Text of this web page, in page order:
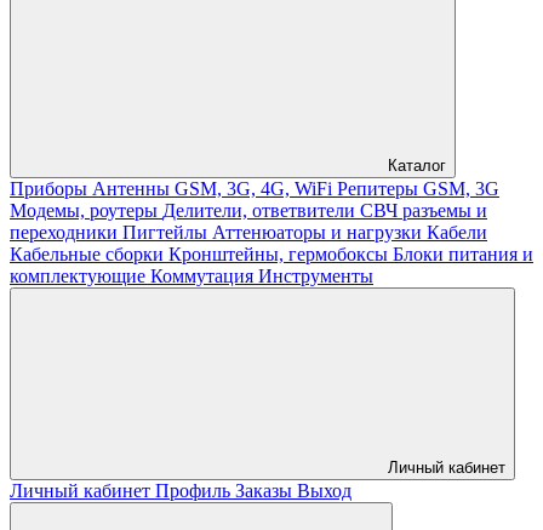
Каталог
Приборы Антенны GSM, 3G, 4G, WiFi Репитеры GSM, 3G
Модемы, роутеры Делители, ответвители СВЧ разъемы и
переходники Пигтейлы Аттенюаторы и нагрузки Кабели
Кабельные сборки Кронштейны, гермобоксы Блоки питания и
комплектующие Коммутация Инструменты
Личный кабинет
Личный кабинет Профиль Заказы Выход